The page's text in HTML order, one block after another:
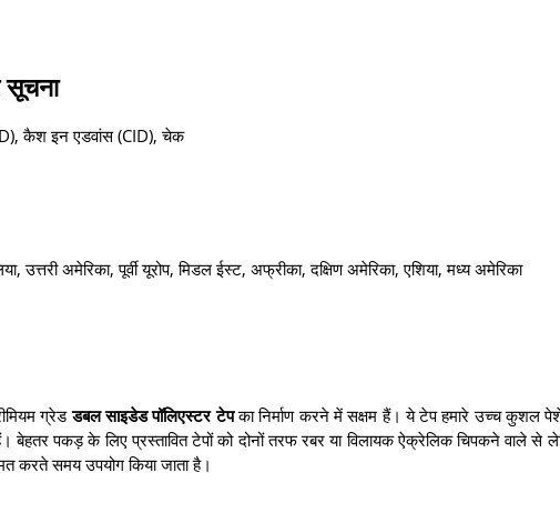
सूचना
कैश इन एडवांस (CID), चेक
उत्तरी अमेरिका, पूर्वी यूरोप, मिडल ईस्ट, अफ्रीका, दक्षिण अमेरिका, एशिया, मध्य अमेरिका
ग्रेडडबल साइडेड पॉलिएस्टर टेपका निर्माण करने में सक्षम हैं। ये टेप हमारे उच्च कुशल
बेहतर पकड़ के लिए प्रस्तावित टेपों को दोनों तरफ रबर या विलायक ऐक्रेलिक चिपकने वाले से
करते समय उपयोग किया जाता है।